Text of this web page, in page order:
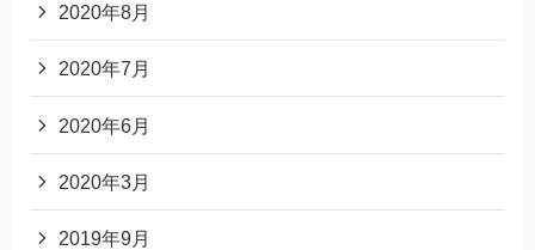
2020年8月
2020年7月
2020年6月
2020年3月
2019年9月